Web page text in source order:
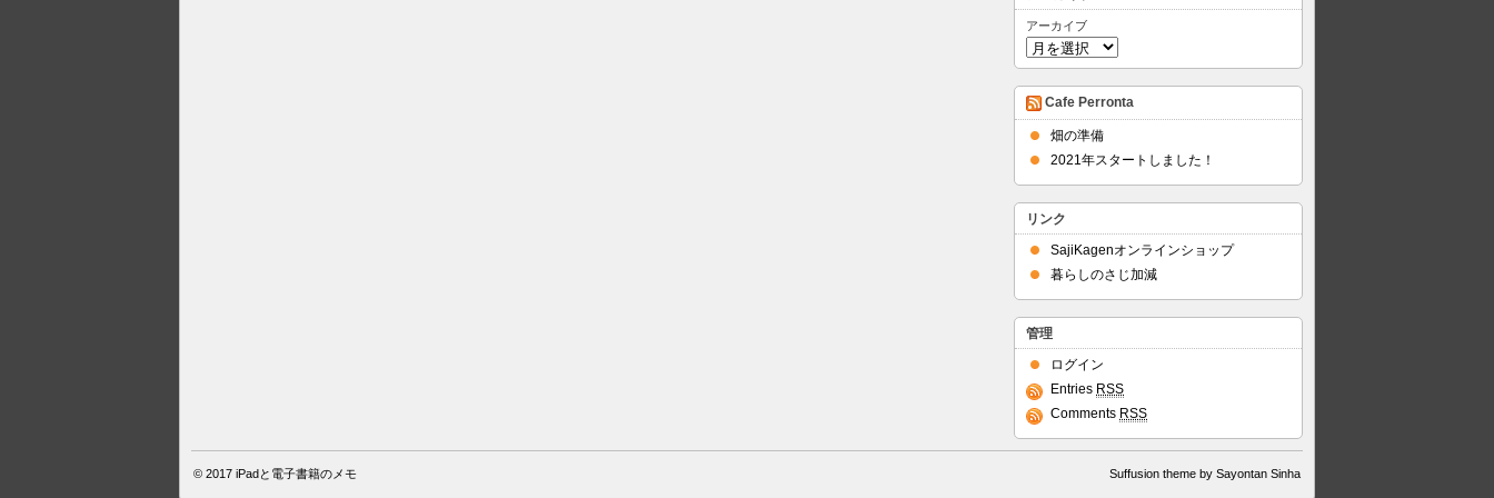
アーカイブ
Cafe Perronta
畑の準備
2021年スタートしました！
リンク
SajiKagenオンラインショップ
暮らしのさじ加減
管理
ログイン
Entries RSS
Comments RSS
© 2017 iPadと電子書籍のメモ Suffusion theme by Sayontan Sinha